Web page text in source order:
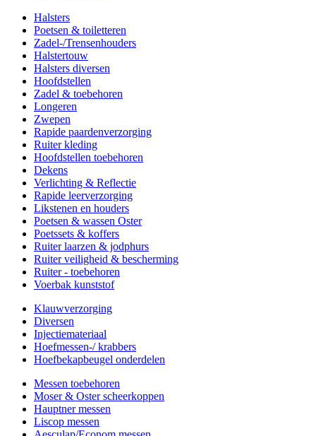
Halsters
Poetsen & toiletteren
Zadel-/Trensenhouders
Halstertouw
Halsters diversen
Hoofdstellen
Zadel & toebehoren
Longeren
Zwepen
Rapide paardenverzorging
Ruiter kleding
Hoofdstellen toebehoren
Dekens
Verlichting & Reflectie
Rapide leerverzorging
Likstenen en houders
Poetsen & wassen Oster
Poetssets & koffers
Ruiter laarzen & jodphurs
Ruiter veiligheid & bescherming
Ruiter - toebehoren
Voerbak kunststof
Klauwverzorging
Diversen
Injectiemateriaal
Hoefmessen-/ krabbers
Hoefbekapbeugel onderdelen
Messen toebehoren
Moser & Oster scheerkoppen
Hauptner messen
Liscop messen